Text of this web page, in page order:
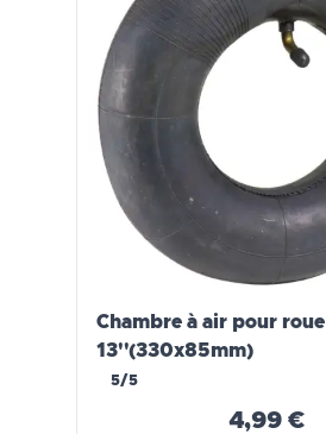
Chambre à air pour roue
13''(330x85mm)
5/5
4,99 €